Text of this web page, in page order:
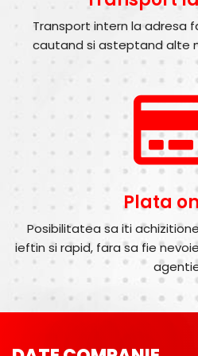
Transport intern la adresa
cautand si asteptand alte
Plata
Posibilitatea sa iti
ieftin si rapid, fara sa fie